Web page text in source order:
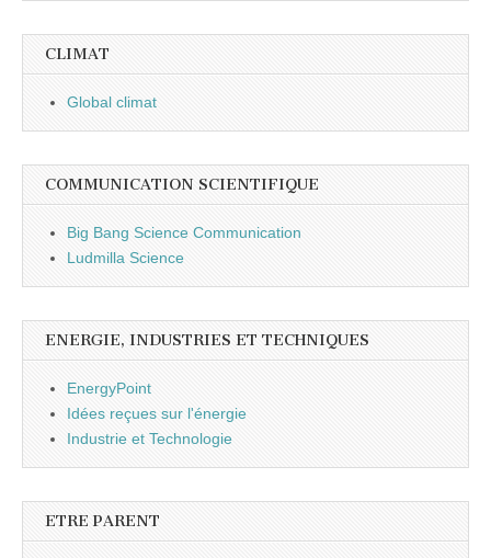
CLIMAT
Global climat
COMMUNICATION SCIENTIFIQUE
Big Bang Science Communication
Ludmilla Science
ENERGIE, INDUSTRIES ET TECHNIQUES
EnergyPoint
Idées reçues sur l'énergie
Industrie et Technologie
ETRE PARENT